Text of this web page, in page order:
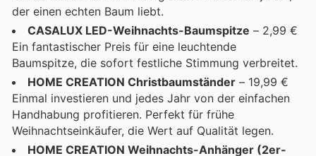
der einen echten Baum liebt.
CASALUX LED-Weihnachts-Baumspitze – 2,99 €
Ein fantastischer Preis für eine leuchtende
Baumspitze, die sofort festliche Stimmung verbreitet.
HOME CREATION Christbaumständer – 19,99 €
Einmal investieren und jedes Jahr von der einfachen
Handhabung profitieren. Perfekt für frühe
Weihnachtseinkäufer, die Wert auf Qualität legen.
HOME CREATION Weihnachts-Anhänger (2er-